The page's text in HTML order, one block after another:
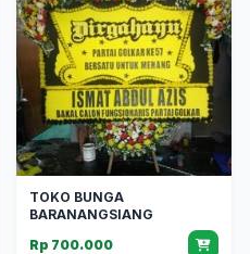
TOKO BUNGA
BARANANGSIANG
Rp 700.000